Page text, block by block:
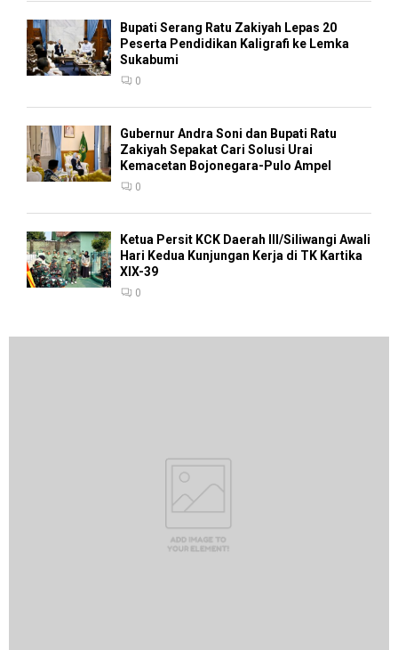
Bupati Serang Ratu Zakiyah Lepas 20
Peserta Pendidikan Kaligrafi ke Lemka
Sukabumi
0
Gubernur Andra Soni dan Bupati Ratu
Zakiyah Sepakat Cari Solusi Urai
Kemacetan Bojonegara-Pulo Ampel
0
Ketua Persit KCK Daerah III/Siliwangi Awali
Hari Kedua Kunjungan Kerja di TK Kartika
XIX-39
0